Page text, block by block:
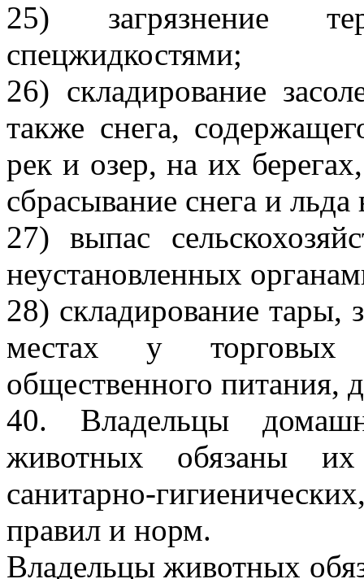
25) загрязнение
спецжидкостями;
26) складирование
также снега,
рек и озер, на их
сбрасывание снега и
27) выпас
неустановленных
28) складирование тары,
местах у торговых
общественного питания,
40. Владельцы
животных обязаны
санитарно-
правил и норм.
Владельцы животных